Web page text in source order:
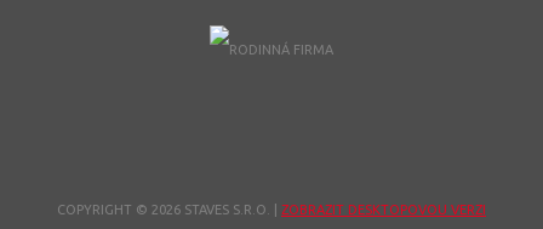
COPYRIGHT © 2026 STAVES S.R.O. ZOBRAZIT DESKTOPOVOU VERZI